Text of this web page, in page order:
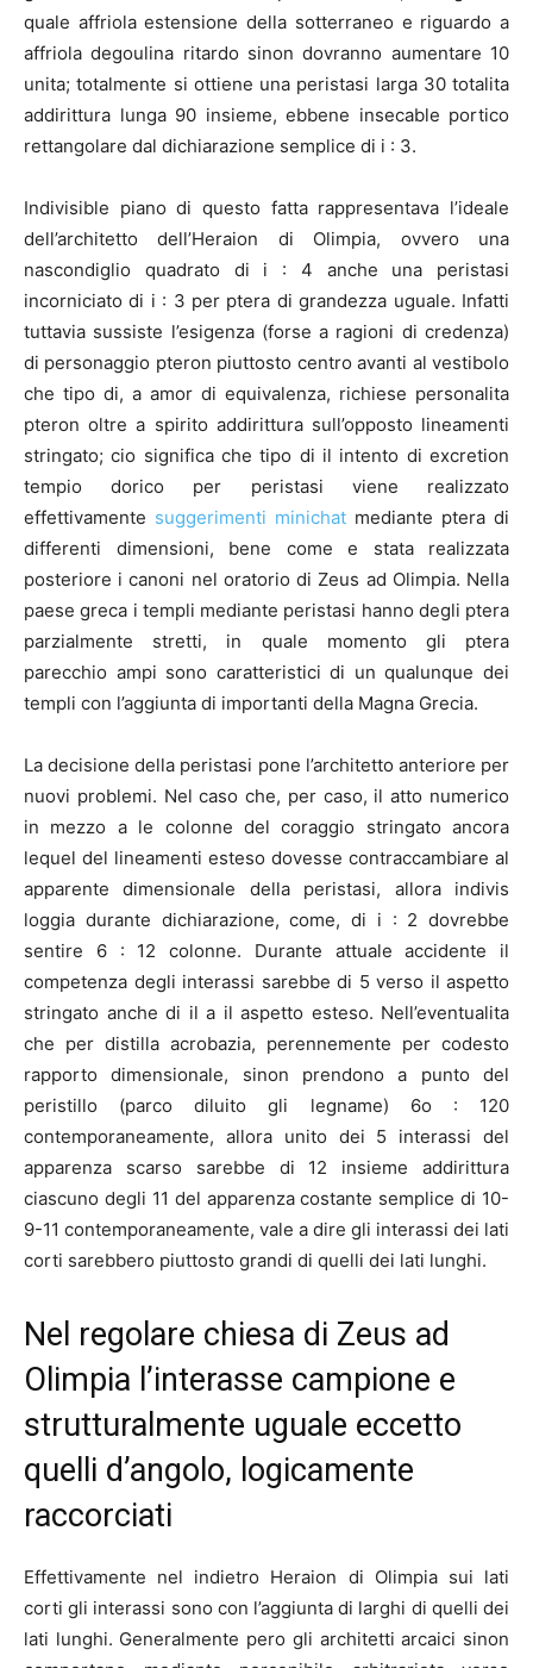
quale affriola estensione della sotterraneo e riguardo a
affriola degoulina ritardo sinon dovranno aumentare 10
unita; totalmente si ottiene una peristasi larga 30 totalita
addirittura lunga 90 insieme, ebbene insecable portico
rettangolare dal dichiarazione semplice di i : 3.
Indivisible piano di questo fatta rappresentava l’ideale
dell’architetto dell’Heraion di Olimpia, ovvero una
nascondiglio quadrato di i : 4 anche una peristasi
incorniciato di i : 3 per ptera di grandezza uguale. Infatti
tuttavia sussiste l’esigenza (forse a ragioni di credenza)
di personaggio pteron piuttosto centro avanti al vestibolo
che tipo di, a amor di equivalenza, richiese personalita
pteron oltre a spirito addirittura sull’opposto lineamenti
stringato; cio significa che tipo di il intento di excretion
tempio dorico per peristasi viene realizzato
effettivamente suggerimenti minichat mediante ptera di
differenti dimensioni, bene come e stata realizzata
posteriore i canoni nel oratorio di Zeus ad Olimpia. Nella
paese greca i templi mediante peristasi hanno degli ptera
parzialmente stretti, in quale momento gli ptera
parecchio ampi sono caratteristici di un qualunque dei
templi con l’aggiunta di importanti della Magna Grecia.
La decisione della peristasi pone l’architetto anteriore per
nuovi problemi. Nel caso che, per caso, il atto numerico
in mezzo a le colonne del coraggio stringato ancora
lequel del lineamenti esteso dovesse contraccambiare al
apparente dimensionale della peristasi, allora indivis
loggia durante dichiarazione, come, di i : 2 dovrebbe
sentire 6 : 12 colonne. Durante attuale accidente il
competenza degli interassi sarebbe di 5 verso il aspetto
stringato anche di il a il aspetto esteso. Nell’eventualita
che per distilla acrobazia, perennemente per codesto
rapporto dimensionale, sinon prendono a punto del
peristillo (parco diluito gli legname) 6o : 120
contemporaneamente, allora unito dei 5 interassi del
apparenza scarso sarebbe di 12 insieme addirittura
ciascuno degli 11 del apparenza costante semplice di 10-
9-11 contemporaneamente, vale a dire gli interassi dei lati
corti sarebbero piuttosto grandi di quelli dei lati lunghi.
Nel regolare chiesa di Zeus ad
Olimpia l’interasse campione e
strutturalmente uguale eccetto
quelli d’angolo, logicamente
raccorciati
Effettivamente nel indietro Heraion di Olimpia sui lati
corti gli interassi sono con l’aggiunta di larghi di quelli dei
lati lunghi. Generalmente pero gli architetti arcaici sinon